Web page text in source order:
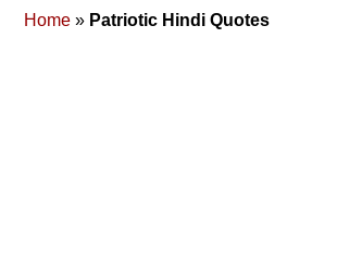
Home » Patriotic Hindi Quotes